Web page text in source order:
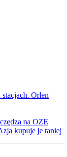
Orlen
na OZE
kupuje je taniej